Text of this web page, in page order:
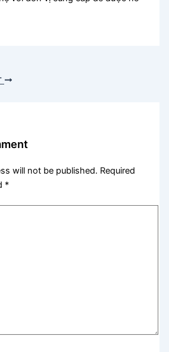
will not be published. Required
*